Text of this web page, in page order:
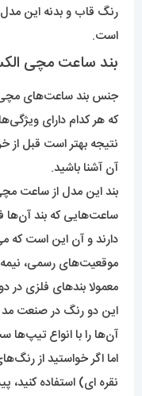
رنگ قاب و بدنه این
است.
بند ساعت مچی
جنس بند ساعت‌های مچی
که هر کدام دارای
نتیجه بهتر است قبل
آن آشنا باشید.
بند این مدل از ساعت
ساعت‌هایی که بند
دارند و آن این است که
موقعیت‌های رسمی، نیمه
معمولا بند‌های فلزی
این دو رنگ در صنعت مد
آن‌ها را با انواع تیپ‌ها
اما اگر خواستید از
نقره ای) استفاده